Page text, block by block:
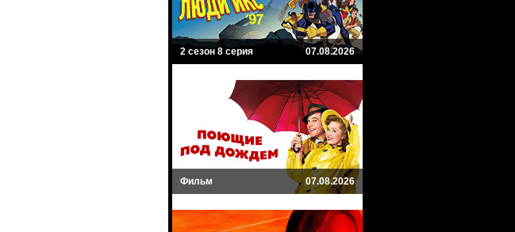
2 сезон 8 серия 07.08.2026
Фильм 07.08.2026